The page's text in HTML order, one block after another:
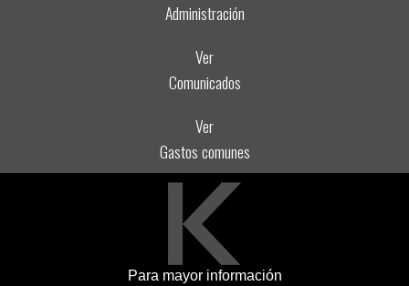
Administración
Ver
Comunicados
Ver
Gastos comunes
Para mayor información